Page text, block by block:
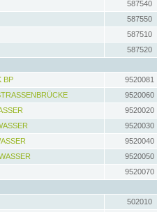
587540
587550
587510
587520
BP
9520081
9520060
9520020
9520030
9520040
9520050
9520070
502010